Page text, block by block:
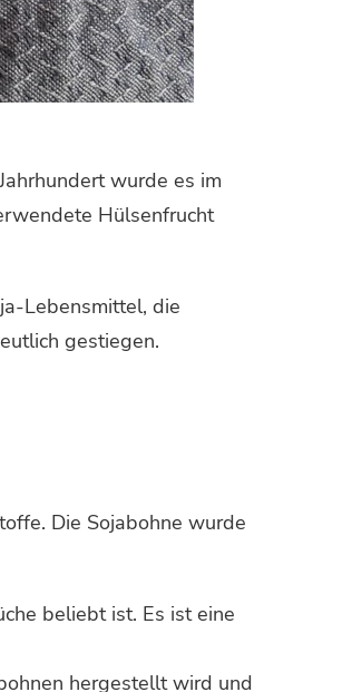
wurde es im
Hülsenfrucht
Lebensmittel, die
gestiegen.
Die Sojabohne wurde
beliebt ist. Es ist eine
hergestellt wird und